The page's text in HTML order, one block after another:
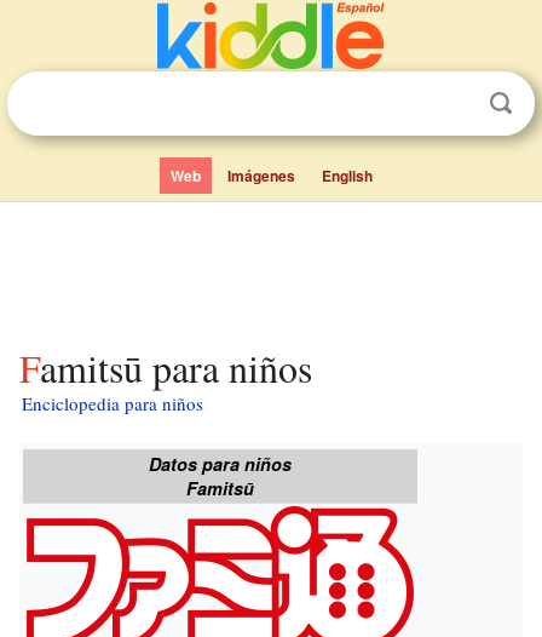
Web Imágenes English
Famitsū para niños
Enciclopedia para niños
Datos para niños
Famitsū